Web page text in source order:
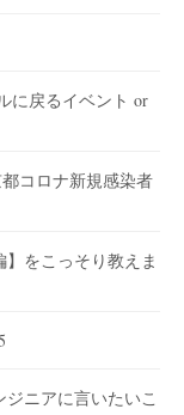
に戻るイベント or
都コロナ新規感染者
をこっそり教えま
ジニアに言いたいこ